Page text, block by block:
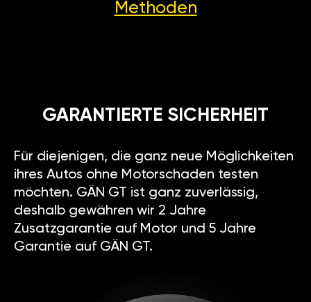
Methoden
GARANTIERTE SICHERHEIT
Für diejenigen, die ganz neue Möglichkeiten
ihres Autos ohne Motorschaden testen
möchten. GÄN GT ist ganz zuverlässig,
deshalb gewähren wir 2 Jahre
Zusatzgarantie auf Motor und 5 Jahre
Garantie auf GÄN GT.